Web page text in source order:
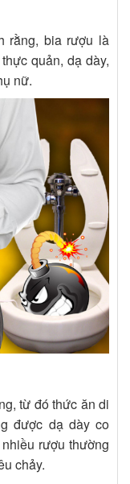
rằng, bia rượu là
quản, dạ dày,
nữ.
từ đó thức ăn di
được dạ dày co
rượu thường
chảy.